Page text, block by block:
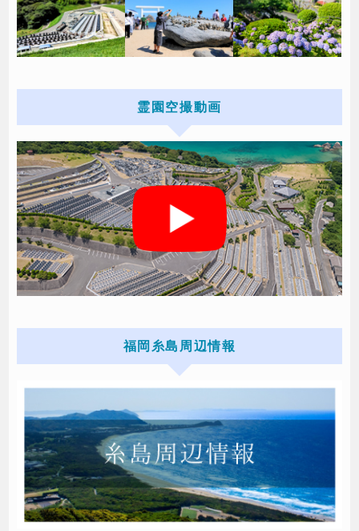
霊園空撮動画
福岡糸島周辺情報